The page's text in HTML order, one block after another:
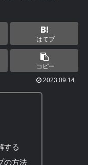
はてブ
コピー
2023.09.14
する
の方法